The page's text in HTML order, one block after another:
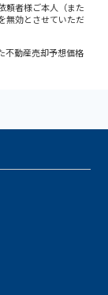
頼者様ご本人（また
無効とさせていただ
不動産売却予想価格